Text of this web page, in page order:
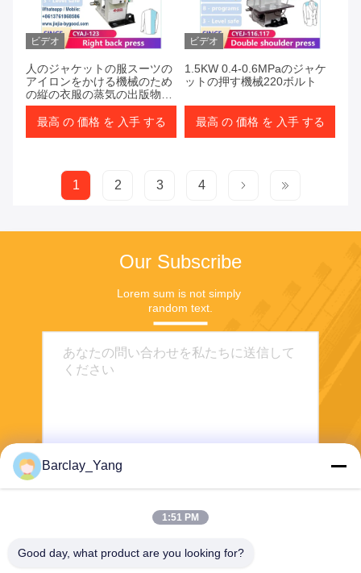
ビデオ
人のジャケットの服スーツの
アイロンをかける機械のため
の縦の衣服の蒸気の出版物機
械
最高 の 価格 を 入手 する
ビデオ
1.5KW 0.4-0.6MPaのジャケ
ットの押す機械220ボルト
最高 の 価格 を 入手 する
1 2 3 4
Our Subscribe
Lorem sum is not simply
random text.
送信
Barclay_Yang
1:51 PM
Good day, what product are you looking for?